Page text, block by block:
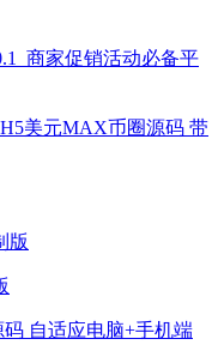
商家促销活动必备平
美元MAX币圈源码 带